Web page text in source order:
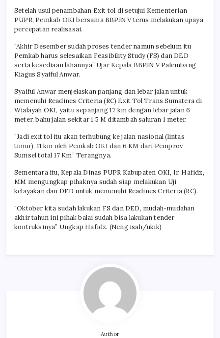
Setelah usul penambahan Exit tol di setujui Kementerian
PUPR, Pemkab OKI bersama BBPJN V terus melakukan upaya
percepatan realisasai.
“Akhir Desember sudah proses tender namun sebelum itu
Pemkab harus selesaikan Feasibility Study (FS) dan DED
serta kesediaan lahannya” Ujar Kepala BBPJN V Palembang
Kiagus Syaiful Anwar.
Syaiful Anwar menjelaskan panjang dan lebar jalan untuk
memenuhi Readines Criteria (RC) Exit Tol Trans Sumatera di
Wialayah OKI, yaitu sepanjang 17 km dengan lebar jalan 6
meter, bahu jalan sekitar 1,5 M ditambah saluran 1 meter.
“Jadi exit tol itu akan terhubung ke jalan nasional (lintas
timur). 11 km oleh Pemkab OKI dan 6 KM dari Pemprov
Sumsel total 17 Km” Terangnya.
Sementara itu, Kepala Dinas PUPR Kabupaten OKI, Ir, Hafidz,
MM mengungkap pihaknya sudah siap melakukan Uji
kelayakan dan DED untuk memenuhi Readines Criteria (RC).
“Oktober kita sudah lakukan FS dan DED, mudah-mudahan
akhir tahun ini pihak balai sudah bisa lakukan tender
kontruksinya” Ungkap Hafidz. (Neng isah/ukik)
Author